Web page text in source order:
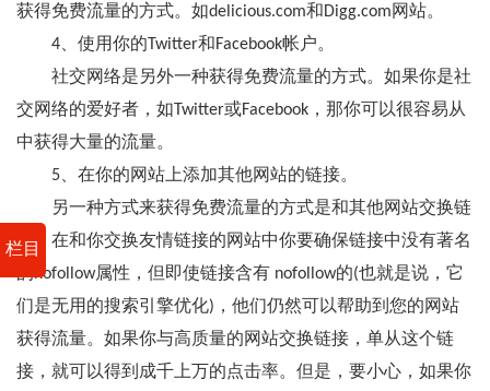
栏目
获得免费流量的方式。如delicious.com和Digg.com网站。
4、使用你的Twitter和Facebook帐户。
社交网络是另外一种获得免费流量的方式。如果你是社
交网络的爱好者，如Twitter或Facebook，那你可以很容易从
中获得大量的流量。
5、在你的网站上添加其他网站的链接。
另一种方式来获得免费流量的方式是和其他网站交换链
接。在和你交换友情链接的网站中你要确保链接中没有著名
的nofollow属性，但即使链接含有 nofollow的(也就是说，它
们是无用的搜索引擎优化)，他们仍然可以帮助到您的网站
获得流量。如果你与高质量的网站交换链接，单从这个链
接，就可以得到成千上万的点击率。但是，要小心，如果你